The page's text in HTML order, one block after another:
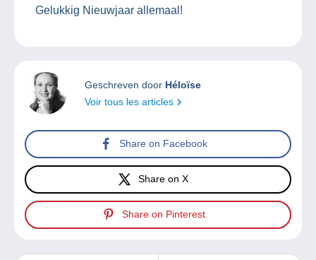
Gelukkig Nieuwjaar allemaal!
Geschreven door Héloïse
Voir tous les articles
Share on Facebook
Share on X
Share on Pinterest